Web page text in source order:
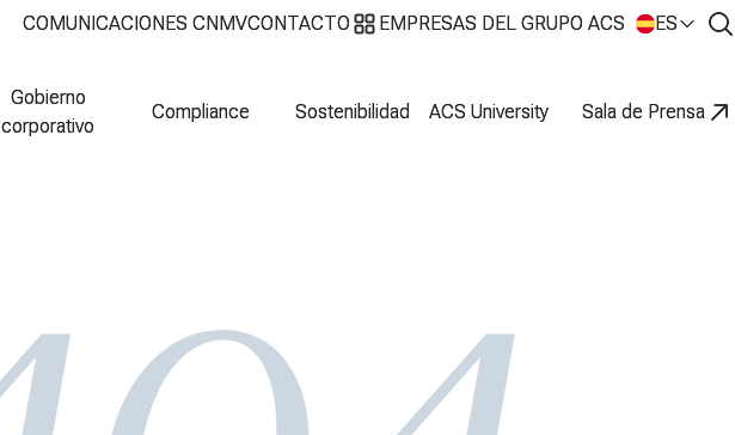
COMUNICACIONES CNMVCONTACTO EMPRESAS DEL GRUPO ACS ES
Gobierno
corporativo
Compliance Sostenibilidad ACS University Sala de Prensa
COMUNICACIONES CNMVCONTACTO EMPRESAS DEL GRUPO ACS ES
Gobierno
corporativo
Compliance Sostenibilidad ACS University Sala de Prensa